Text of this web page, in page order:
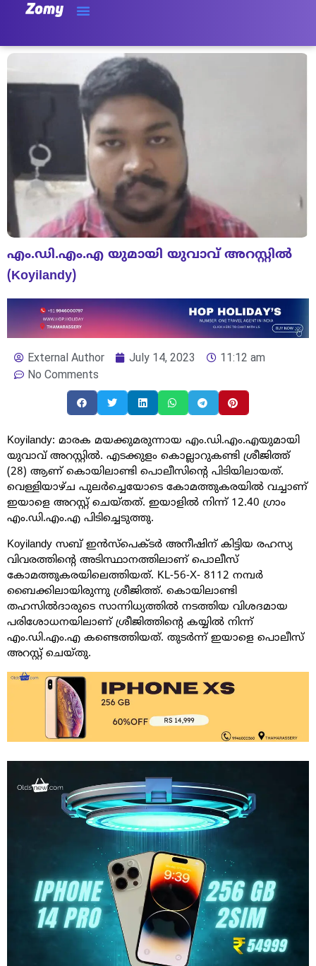
എം.ഡി.എം.എ യുമായി യുവാവ് അറസ്റ്റിൽ
(Koyilandy)
External Author July 14, 2023
11:12 am
No Comments
Koyilandy: മാരക മയക്കുമരുന്നായ എം.ഡി.എം.എയുമായി
യുവാവ് അറസ്റ്റിൽ. എടക്കുളം കൊല്ലാറുകണ്ടി ശ്രീജിത്ത്
(28) ആണ് കൊയിലാണ്ടി പൊലീസിന്റെ പിടിയിലായത്.
വെള്ളിയാഴ്ച പുലർച്ചെയോടെ കോമത്തുകരയിൽ വച്ചാണ്
ഇയാളെ അറസ്റ്റ് ചെയ്തത്. ഇയാളിൽ നിന്ന് 12.40 ഗ്രാം
എം.ഡി.എം.എ പിടിച്ചെടുത്തു.
Koyilandy സബ് ഇൻസ്പെക്ടർ അനീഷിന് കിട്ടിയ രഹസ്യ
വിവരത്തിന്റെ അടിസ്ഥാനത്തിലാണ് പൊലീസ്
കോമത്തുകരയിലെത്തിയത്. KL-56-X- 8112 നമ്പർ
ബൈക്കിലായിരുന്നു ശ്രീജിത്ത്. കൊയിലാണ്ടി
തഹസിൽദാരുടെ സാന്നിധ്യത്തിൽ നടത്തിയ വിശദമായ
പരിശോധനയിലാണ് ശ്രീജിത്തിന്റെ കയ്യിൽ നിന്ന്
എം.ഡി.എം.എ കണ്ടെത്തിയത്. തുടർന്ന് ഇയാളെ പൊലീസ്
അറസ്റ്റ് ചെയ്തു.